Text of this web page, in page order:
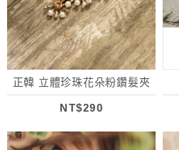
正韓 立體珍珠花朵粉鑽髮夾
NT$290